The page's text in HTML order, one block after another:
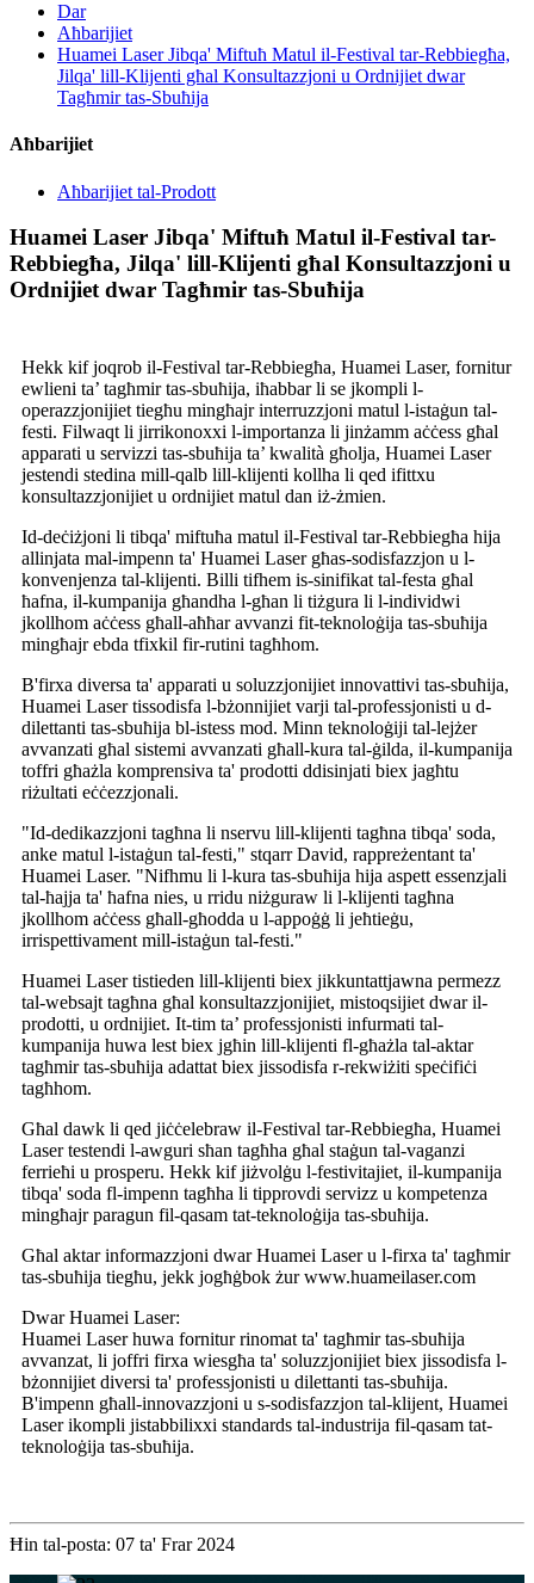
Dar
Aħbarijiet
Huamei Laser Jibqa' Miftuħ Matul il-Festival tar-Rebbiegħa,
Jilqa' lill-Klijenti għal Konsultazzjoni u Ordnijiet dwar
Tagħmir tas-Sbuħija
Aħbarijiet
Aħbarijiet tal-Prodott
Huamei Laser Jibqa' Miftuħ Matul il-Festival tar-
Rebbiegħa, Jilqa' lill-Klijenti għal Konsultazzjoni u
Ordnijiet dwar Tagħmir tas-Sbuħija
Hekk kif joqrob il-Festival tar-Rebbiegħa, Huamei Laser, fornitur
ewlieni ta’ tagħmir tas-sbuħija, iħabbar li se jkompli l-
operazzjonijiet tiegħu mingħajr interruzzjoni matul l-istaġun tal-
festi. Filwaqt li jirrikonoxxi l-importanza li jinżamm aċċess għal
apparati u servizzi tas-sbuħija ta’ kwalità għolja, Huamei Laser
jestendi stedina mill-qalb lill-klijenti kollha li qed ifittxu
konsultazzjonijiet u ordnijiet matul dan iż-żmien.
Id-deċiżjoni li tibqa' miftuħa matul il-Festival tar-Rebbiegħa hija
allinjata mal-impenn ta' Huamei Laser għas-sodisfazzjon u l-
konvenjenza tal-klijenti. Billi tifhem is-sinifikat tal-festa għal
ħafna, il-kumpanija għandha l-għan li tiżgura li l-individwi
jkollhom aċċess għall-aħħar avvanzi fit-teknoloġija tas-sbuħija
mingħajr ebda tfixkil fir-rutini tagħhom.
B'firxa diversa ta' apparati u soluzzjonijiet innovattivi tas-sbuħija,
Huamei Laser tissodisfa l-bżonnijiet varji tal-professjonisti u d-
dilettanti tas-sbuħija bl-istess mod. Minn teknoloġiji tal-lejżer
avvanzati għal sistemi avvanzati għall-kura tal-ġilda, il-kumpanija
toffri għażla komprensiva ta' prodotti ddisinjati biex jagħtu
riżultati eċċezzjonali.
"Id-dedikazzjoni tagħna li nservu lill-klijenti tagħna tibqa' soda,
anke matul l-istaġun tal-festi," stqarr David, rappreżentant ta'
Huamei Laser. "Nifhmu li l-kura tas-sbuħija hija aspett essenzjali
tal-ħajja ta' ħafna nies, u rridu niżguraw li l-klijenti tagħna
jkollhom aċċess għall-għodda u l-appoġġ li jeħtieġu,
irrispettivament mill-istaġun tal-festi."
Huamei Laser tistieden lill-klijenti biex jikkuntattjawna permezz
tal-websajt tagħna għal konsultazzjonijiet, mistoqsijiet dwar il-
prodotti, u ordnijiet. It-tim ta’ professjonisti infurmati tal-
kumpanija huwa lest biex jgħin lill-klijenti fl-għażla tal-aktar
tagħmir tas-sbuħija adattat biex jissodisfa r-rekwiżiti speċifiċi
tagħhom.
Għal dawk li qed jiċċelebraw il-Festival tar-Rebbiegħa, Huamei
Laser testendi l-awguri sħan tagħha għal staġun tal-vaganzi
ferrieħi u prosperu. Hekk kif jiżvolġu l-festivitajiet, il-kumpanija
tibqa' soda fl-impenn tagħha li tipprovdi servizz u kompetenza
mingħajr paragun fil-qasam tat-teknoloġija tas-sbuħija.
Għal aktar informazzjoni dwar Huamei Laser u l-firxa ta' tagħmir
tas-sbuħija tiegħu, jekk jogħġbok żur www.huameilaser.com
Dwar Huamei Laser:
Huamei Laser huwa fornitur rinomat ta' tagħmir tas-sbuħija
avvanzat, li joffri firxa wiesgħa ta' soluzzjonijiet biex jissodisfa l-
bżonnijiet diversi ta' professjonisti u dilettanti tas-sbuħija.
B'impenn għall-innovazzjoni u s-sodisfazzjon tal-klijent, Huamei
Laser ikompli jistabbilixxi standards tal-industrija fil-qasam tat-
teknoloġija tas-sbuħija.
Ħin tal-posta: 07 ta' Frar 2024